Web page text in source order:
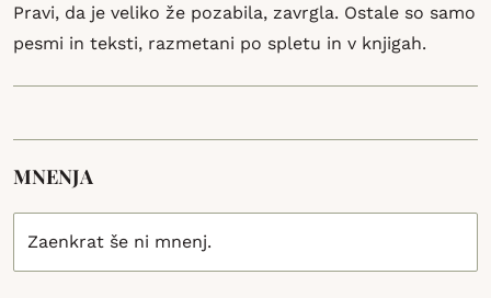
Pravi, da je veliko že pozabila, zavrgla. Ostale so samo
pesmi in teksti, razmetani po spletu in v knjigah.
MNENJA
Zaenkrat še ni mnenj.